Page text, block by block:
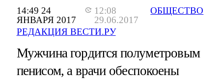
14:49 24
ЯНВАРЯ 2017
12:08
29.06.2017
РЕДАКЦИЯ ВЕСТИ.РУ
ОБЩЕСТВО
Мужчина гордится полуметровым
пенисом, а врачи обеспокоены